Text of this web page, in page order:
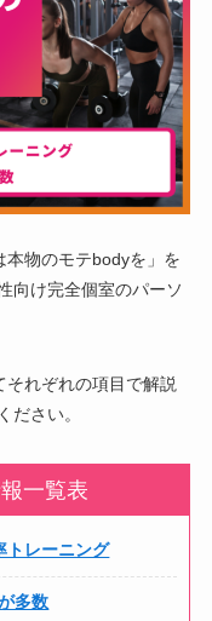
物のモテbodyを」を
向け完全個室のパーソ
れぞれの項目で解説
ださい。
一覧表
トレーニング
多数